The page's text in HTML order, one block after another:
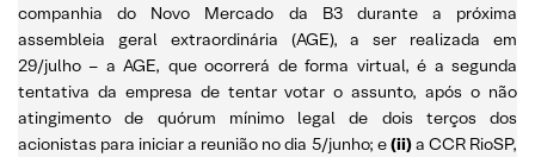
companhia do Novo Mercado da B3 durante a próxima
assembleia geral extraordinária (AGE), a ser realizada em
29/julho – a AGE, que ocorrerá de forma virtual, é a segunda
tentativa da empresa de tentar votar o assunto, após o não
atingimento de quórum mínimo legal de dois terços dos
acionistas para iniciar a reunião no dia 5/junho; e(ii)a CCR RioSP,